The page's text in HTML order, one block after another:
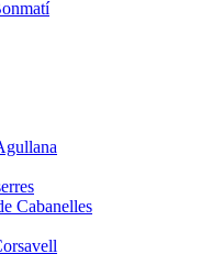
Cabanelles